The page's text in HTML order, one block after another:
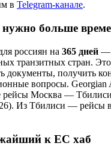
в Telegram-канале.
больше
россиян на 365 дней —
транзитных стран.
документы, получить
вопросы. Georgian
рейсы Москва —
Из Тбилиси — рейсы
к ЕС хаб